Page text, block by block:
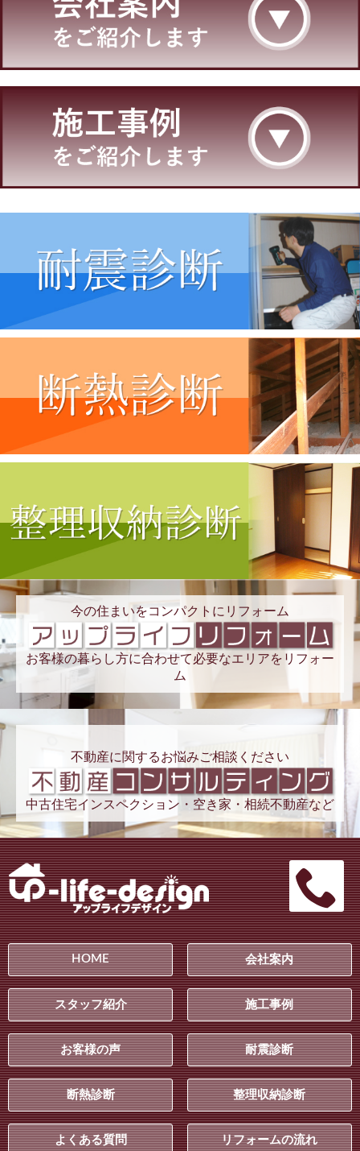
今の住まいをコンパクトにリフォーム
お客様の暮らし方に合わせて必要なエリアをリフォー
ム
不動産に関するお悩みご相談ください
中古住宅インスペクション・空き家・相続不動産など
HOME 会社案内
スタッフ紹介 施工事例
お客様の声 耐震診断
断熱診断 整理収納診断
よくある質問 リフォームの流れ